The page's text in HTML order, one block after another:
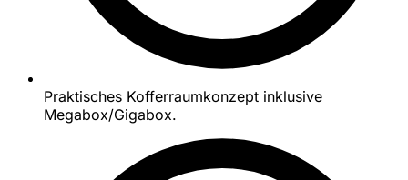
Praktisches Kofferraumkonzept inklusive
Megabox/Gigabox.